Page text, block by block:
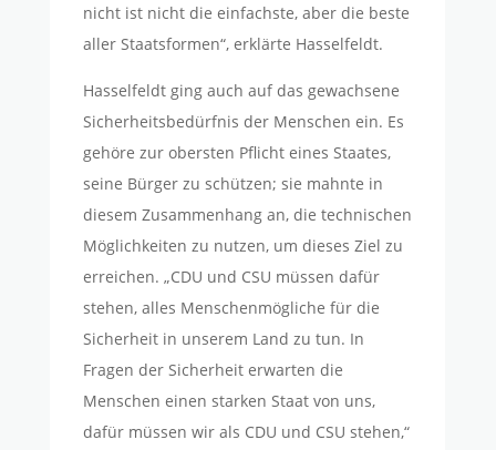
nicht ist nicht die einfachste, aber die beste
aller Staatsformen“, erklärte Hasselfeldt.
Hasselfeldt ging auch auf das gewachsene
Sicherheitsbedürfnis der Menschen ein. Es
gehöre zur obersten Pflicht eines Staates,
seine Bürger zu schützen; sie mahnte in
diesem Zusammenhang an, die technischen
Möglichkeiten zu nutzen, um dieses Ziel zu
erreichen. „CDU und CSU müssen dafür
stehen, alles Menschenmögliche für die
Sicherheit in unserem Land zu tun. In
Fragen der Sicherheit erwarten die
Menschen einen starken Staat von uns,
dafür müssen wir als CDU und CSU stehen,“